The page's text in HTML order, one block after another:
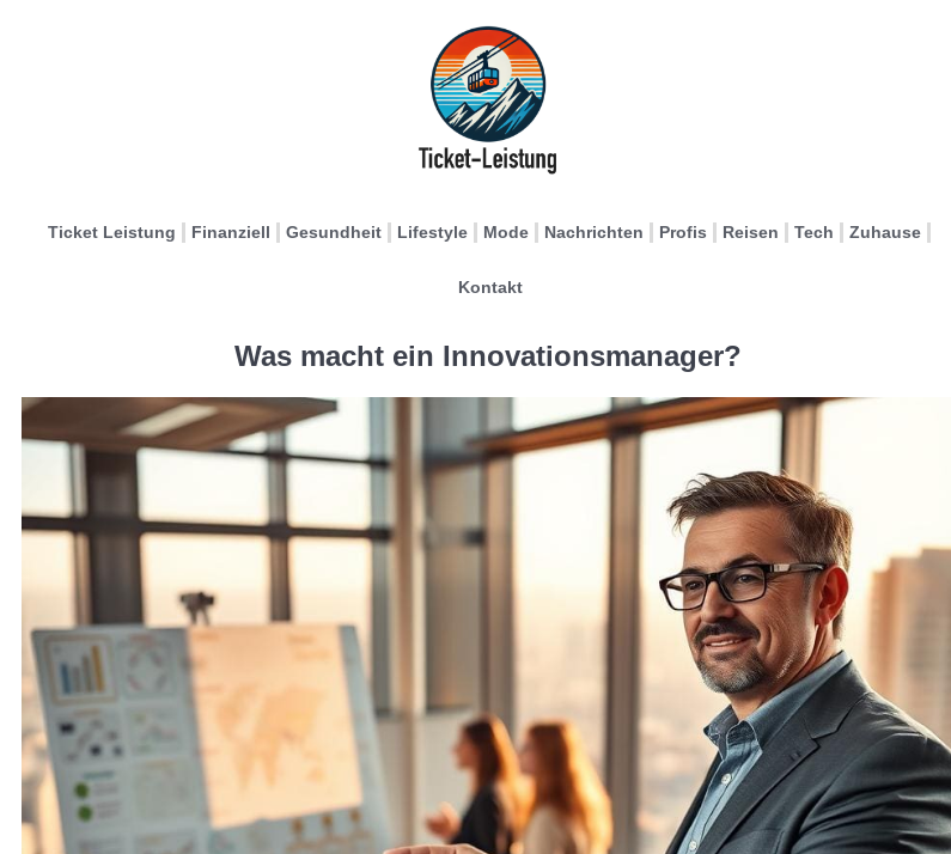
Ticket Leistung Finanziell Gesundheit Lifestyle Mode Nachrichten Profis Reisen Tech Zuhause
Kontakt
Was macht ein Innovationsmanager?